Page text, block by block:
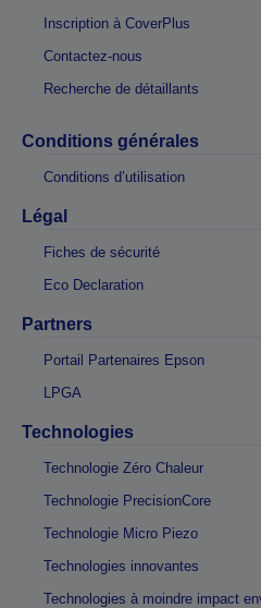
Inscription à CoverPlus
Contactez-nous
Recherche de détaillants
Conditions générales
Conditions d’utilisation
Légal
Fiches de sécurité
Eco Declaration
Partners
Portail Partenaires Epson
LPGA
Technologies
Technologie Zéro Chaleur
Technologie PrecisionCore
Technologie Micro Piezo
Technologies innovantes
Technologies à moindre impact